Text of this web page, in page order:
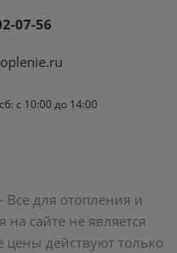
07-56
с 10:00 до 14:00
Все для отопления и
сайте не является
действуют только